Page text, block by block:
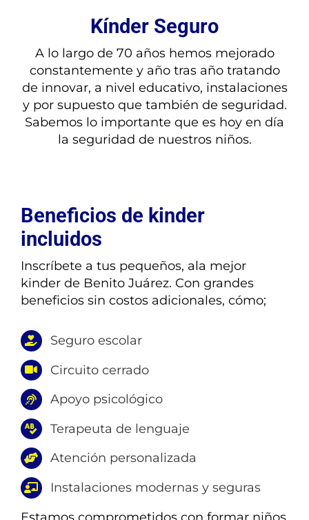
Kínder Seguro
A lo largo de 70 años hemos mejorado
constantemente y año tras año tratando
de innovar, a nivel educativo, instalaciones
y por supuesto que también de seguridad.
Sabemos lo importante que es hoy en día
la seguridad de nuestros niños.
Beneficios de kinder
incluidos
Inscríbete a tus pequeños, ala mejor
kinder de Benito Juárez. Con grandes
beneficios sin costos adicionales, cómo;
Seguro escolar
Circuito cerrado
Apoyo psicológico
Terapeuta de lenguaje
Atención personalizada
Instalaciones modernas y seguras